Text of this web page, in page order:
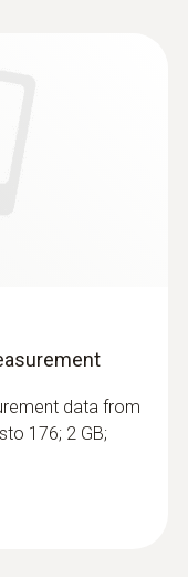
K
data from
176; 2 GB;